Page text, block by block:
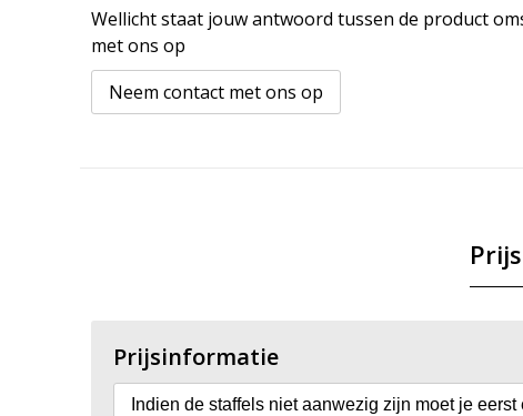
Wellicht staat jouw antwoord tussen de product
met ons op
Neem contact met ons op
Prijsinformatie
Indien de staffels niet aanwezig zijn moet je